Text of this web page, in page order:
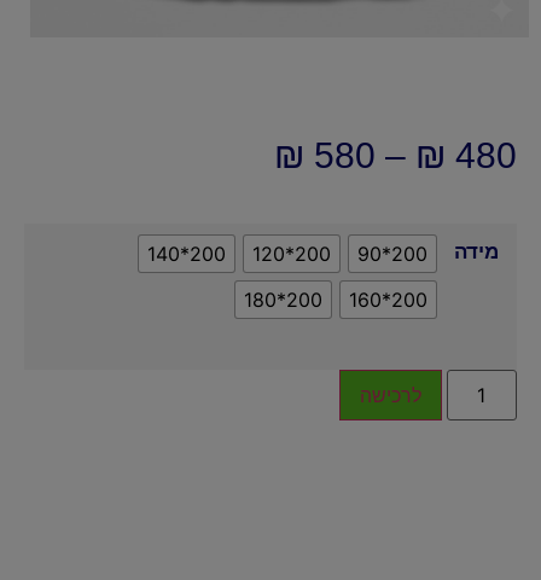
₪ 480
–
₪ 580
מידה 200*90
200*120
200*140
200*160
200*180
לרכישה